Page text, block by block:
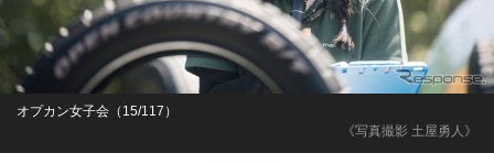
《写真撮影 土屋勇人》
オプカン女子会（15/117）